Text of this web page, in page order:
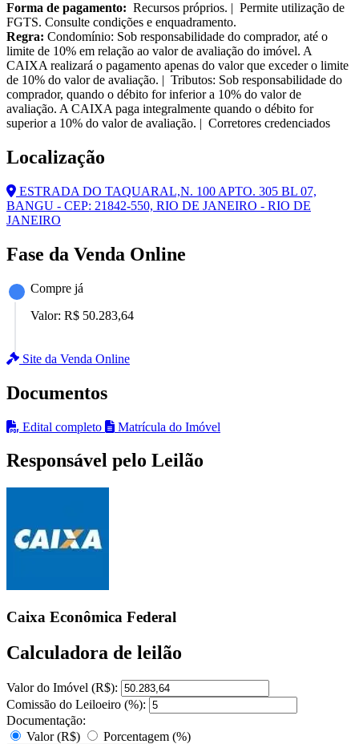
Forma de pagamento: Recursos próprios. | Permite utilização de
FGTS. Consulte condições e enquadramento.
Regra: Condomínio: Sob responsabilidade do comprador, até o
limite de 10% em relação ao valor de avaliação do imóvel. A
CAIXA realizará o pagamento apenas do valor que exceder o limite
de 10% do valor de avaliação. | Tributos: Sob responsabilidade do
comprador, quando o débito for inferior a 10% do valor de
avaliação. A CAIXA paga integralmente quando o débito for
superior a 10% do valor de avaliação. | Corretores credenciados
Localização
ESTRADA DO TAQUARAL,N. 100 APTO. 305 BL 07,
BANGU - CEP: 21842-550, RIO DE JANEIRO - RIO DE
JANEIRO
Fase da Venda Online
Compre já
Valor: R$ 50.283,64
Site da Venda Online
Documentos
Edital completo Matrícula do Imóvel
Responsável pelo Leilão
Caixa Econômica Federal
Calculadora de leilão
Valor do Imóvel (R$):
Comissão do Leiloeiro (%):
Documentação:
Valor (R$)
Porcentagem (%)